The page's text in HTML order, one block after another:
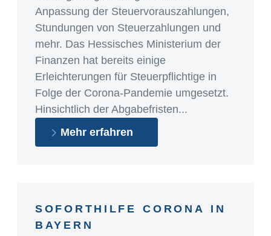
Anpassung der Steuervorauszahlungen,
Stundungen von Steuerzahlungen und
mehr. Das Hessisches Ministerium der
Finanzen hat bereits einige
Erleichterungen für Steuerpflichtige in
Folge der Corona-Pandemie umgesetzt.
Hinsichtlich der Abgabefristen...
Mehr erfahren
SOFORTHILFE CORONA IN
BAYERN